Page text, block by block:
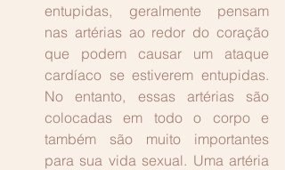
entupidas, geralmente pensam
nas artérias ao redor do coração
que podem causar um ataque
cardíaco se estiverem entupidas.
No entanto, essas artérias são
colocadas em todo o corpo e
também são muito importantes
para sua vida sexual. Uma artéria